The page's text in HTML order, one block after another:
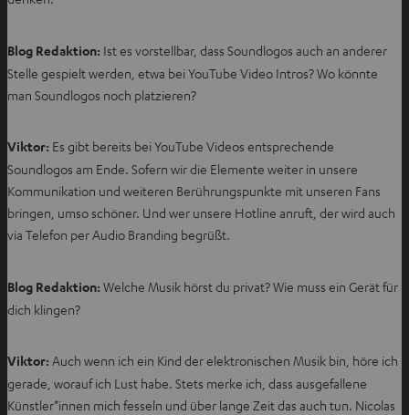
n
Blog Redaktion: Ist es vorstellbar, dass Soundlogos auch an anderer
Stelle gespielt werden, etwa bei YouTube Video Intros? Wo könnte
man Soundlogos noch platzieren?
Viktor: Es gibt bereits bei YouTube Videos entsprechende
Soundlogos am Ende. Sofern wir die Elemente weiter in unsere
Kommunikation und weiteren Berührungspunkte mit unseren Fans
bringen, umso schöner. Und wer unsere Hotline anruft, der wird auch
via Telefon per Audio Branding begrüßt.
Blog Redaktion: Welche Musik hörst du privat? Wie muss ein Gerät für
dich klingen?
Viktor: Auch wenn ich ein Kind der elektronischen Musik bin, höre ich
gerade, worauf ich Lust habe. Stets merke ich, dass ausgefallene
Künstler*innen mich fesseln und über lange Zeit das auch tun. Nicolas